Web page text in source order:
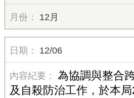
12月
12/06
為協調與整合
及自殺防治工作，於本